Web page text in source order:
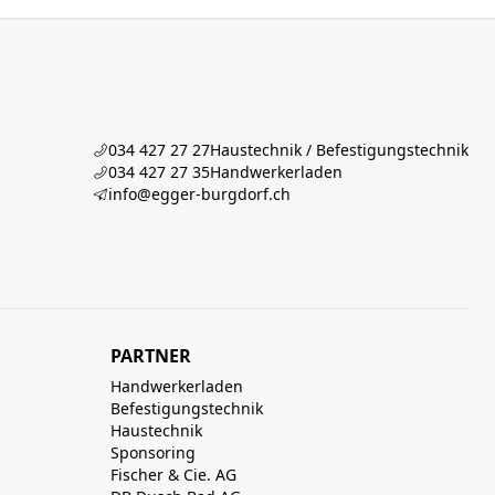
034 427 27 27Haustechnik / Befestigungstechnik
034 427 27 35Handwerkerladen
info@egger-burgdorf.ch
PARTNER
Handwerkerladen
Befestigungstechnik
Haustechnik
Sponsoring
Fischer & Cie. AG